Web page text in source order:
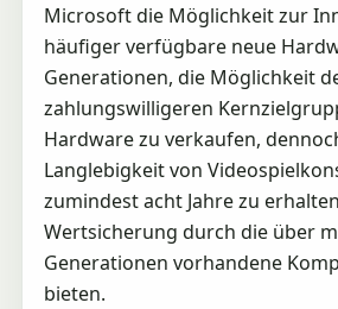
Microsoft die Möglichkeit zur
häufiger verfügbare neue
Generationen, die Möglichkeit
zahlungswilligeren
Hardware zu verkaufen,
Langlebigkeit von
zumindest acht Jahre zu
Wertsicherung durch die über
Generationen vorhandene
bieten.